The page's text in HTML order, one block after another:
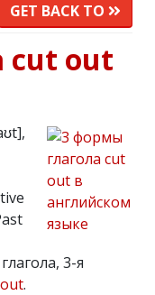
GET BACK TO
cut out
3-я
.